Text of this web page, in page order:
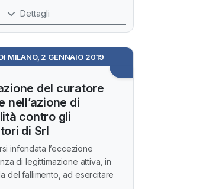
Dettagli
MILANO, 2 GENNAIO 2019
del curatore
nell’azione di
contro gli
di Srl
infondata l’eccezione
di legittimazione attiva, in
del fallimento, ad esercitare